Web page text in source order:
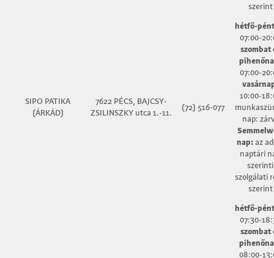
szerint
SIPO PATIKA
(ÁRKÁD)
7622 PÉCS, BAJCSY-
ZSILINSZKY utca 1.-11.
(72) 516-077
hétfő-
07:00-
szombat
07:00-
10:00-
nap:
nap:az
naptári
szerinti
szolgálati
szerint
hétfő-
07:30-
szombat
08:00-